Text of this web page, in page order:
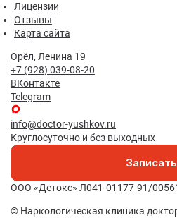
Лицензии
Отзывы
Карта сайта
Орёл, Ленина 19
+7 (928) 039-08-20
ВКонтакте
Telegram
info@doctor-yushkov.ru
Круглосуточно и без выходных
ООО «Детокс» Л041-01177-91/
© Наркологическая клиника